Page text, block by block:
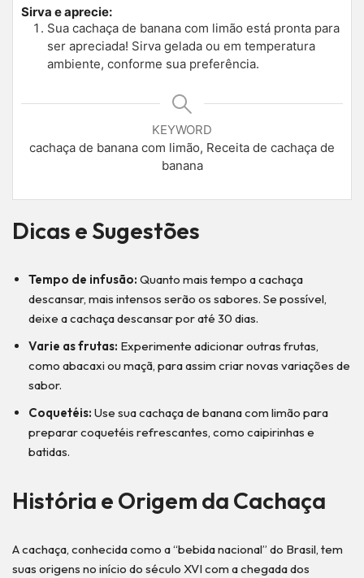
Sirva e aprecie:
Sua cachaça de banana com limão está pronta para
ser apreciada! Sirva gelada ou em temperatura
ambiente, conforme sua preferência.
KEYWORD
cachaça de banana com limão, Receita de cachaça de
banana
Dicas e Sugestões
Tempo de infusão: Quanto mais tempo a cachaça
descansar, mais intensos serão os sabores. Se possível,
deixe a cachaça descansar por até 30 dias.
Varie as frutas: Experimente adicionar outras frutas,
como abacaxi ou maçã, para assim criar novas variações de
sabor.
Coquetéis: Use sua cachaça de banana com limão para
preparar coquetéis refrescantes, como caipirinhas e
batidas.
História e Origem da Cachaça
A cachaça, conhecida como a “bebida nacional” do Brasil, tem
suas origens no início do século XVI com a chegada dos